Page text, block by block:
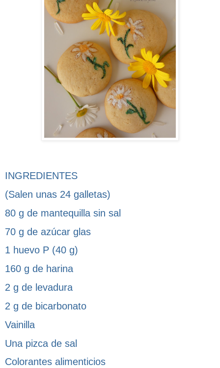
INGREDIENTES
(Salen unas 24 galletas)
80 g de mantequilla sin sal
70 g de azúcar glas
1 huevo P (40 g)
160 g de harina
2 g de levadura
2 g de bicarbonato
Vainilla
Una pizca de sal
Colorantes alimenticios